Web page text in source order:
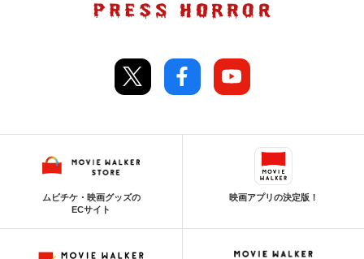
ムビチケ・映画グッズの
ECサイト
映画アプリの決定版！